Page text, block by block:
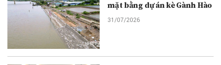
mặt bằng dự án kè Gành Hào
31/07/2026